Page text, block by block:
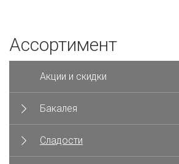
Ассортимент
Акции и скидки
Бакалея
Сладости